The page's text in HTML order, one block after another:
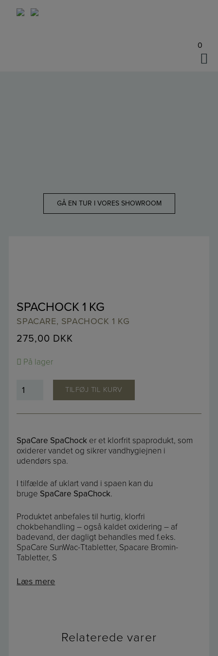
0
GÅ EN TUR I VORES SHOWROOM
SPACHOCK 1 KG
SPACARE, SPACHOCK 1 KG
275,00 DKK
På lager
Spachock
kg
TILFØJ TIL KURV
SpaCare SpaChock er et klorfrit spaprodukt, som
oxiderer vandet og sikrer vandhygiejnen i
udendørs spa.
I tilfælde af uklart vand i spaen kan du
bruge SpaCare SpaChock.
Produktet anbefales til hurtig, klorfri
chokbehandling – også kaldet oxidering – af
badevand, der dagligt behandles med f.eks.
SpaCare SunWac-Ttabletter, Spacare Bromin-
Tabletter, S
Læs mere
Relaterede varer